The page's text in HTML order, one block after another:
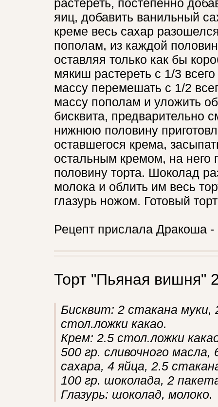
растереть, постепенно
яиц, добавить ванильный
креме весь сахар
пополам, из каждой
оставляя только как бы
мякиш растереть с 1/3
массу перемешать с 1/2
массу пополам и уложить
бисквита, предварительно
нижнюю половину
оставшегося крема,
остальным кремом, на него
половину торта. Шоколад
молока и облить им весь
глазурь ножом. Готовый
Рецепт прислала Дракоша
Торт "Пьяная вишня"
Бисквит: 2 стакана муки,
стол.ложки какао.
Крем: 2.5 стол.ложки
500 гр. сливочного
сахара, 4 яйца, 2.5
100 гр. шоколада, 2
Глазурь: шоколад, молоко.